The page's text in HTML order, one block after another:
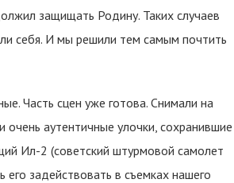
защищать Родину. Таких случаев
себя. И мы решили тем самым почтить
Часть сцен уже готова. Снимали на
аутентичные улочки, сохранившие
Ил-2 (советский штурмовой самолет
задействовать в съемках нашего